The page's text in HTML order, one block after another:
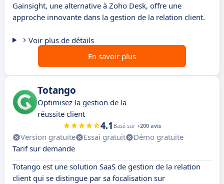
Gainsight, une alternative à Zoho Desk, offre une
approche innovante dans la gestion de la relation client.
Voir plus de détails
En savoir plus
Totango
Optimisez la gestion de la
réussite client
4.1 Basé sur +200 avis
Version gratuite Essai gratuit
Démo gratuite
Tarif sur demande
Totango est une solution SaaS de gestion de la relation
client qui se distingue par sa focalisation sur